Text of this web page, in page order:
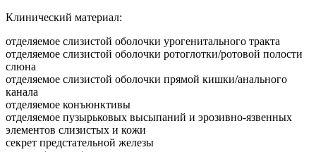
Клинический материал:
отделяемое слизистой оболочки урогенитального тракта
отделяемое слизистой оболочки ротоглотки/ротовой полости
слюна
отделяемое слизистой оболочки прямой кишки/анального
канала
отделяемое конъюнктивы
отделяемое пузырьковых высыпаний и эрозивно-язвенных
элементов слизистых и кожи
секрет предстательной железы